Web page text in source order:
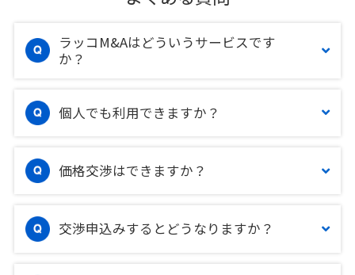
ラッコM&Aはどういうサービスです
か？
個人でも利用できますか？
価格交渉はできますか？
交渉申込みするとどうなりますか？